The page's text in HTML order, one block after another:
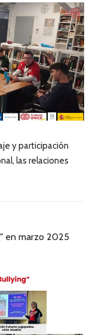
y participación
las relaciones
en marzo 2025